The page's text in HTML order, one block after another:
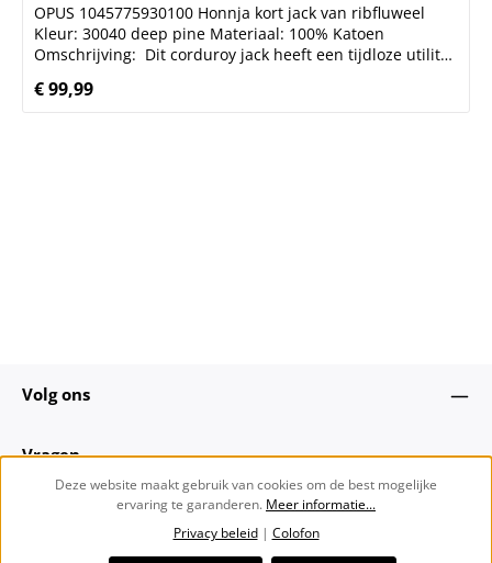
OPUS 1045775930100 Honnja kort jack van ribfluweel
Kleur: 30040 deep pine Materiaal: 100% Katoen
Omschrijving: Dit corduroy jack heeft een tijdloze utility
geraffineerde horn look. Het is een veelzijdige essential
die moeiteloos in elke look kan worden geïntegreerd.
Normale prijs:
€ 99,99
Volg ons
Vragen
Deze website maakt gebruik van cookies om de best mogelijke
ervaring te garanderen. Meer informatie...
Privacy beleid| Colofon